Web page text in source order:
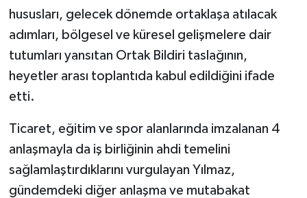
hususları, gelecek dönemde ortaklaşa atılacak
adımları, bölgesel ve küresel gelişmelere dair
tutumları yansıtan Ortak Bildiri taslağının,
heyetler arası toplantıda kabul edildiğini ifade
etti.
Ticaret, eğitim ve spor alanlarında imzalanan 4
anlaşmayla da iş birliğinin ahdi temelini
sağlamlaştırdıklarını vurgulayan Yılmaz,
gündemdeki diğer anlaşma ve mutabakat